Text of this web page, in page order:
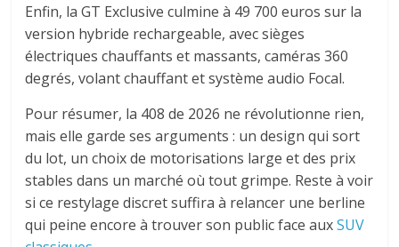
Enfin, la GT Exclusive culmine à 49 700 euros sur la
version hybride rechargeable, avec sièges
électriques chauffants et massants, caméras 360
degrés, volant chauffant et système audio Focal.
Pour résumer, la 408 de 2026 ne révolutionne rien,
mais elle garde ses arguments : un design qui sort
du lot, un choix de motorisations large et des prix
stables dans un marché où tout grimpe. Reste à voir
si ce restylage discret suffira à relancer une berline
qui peine encore à trouver son public face auxSUV